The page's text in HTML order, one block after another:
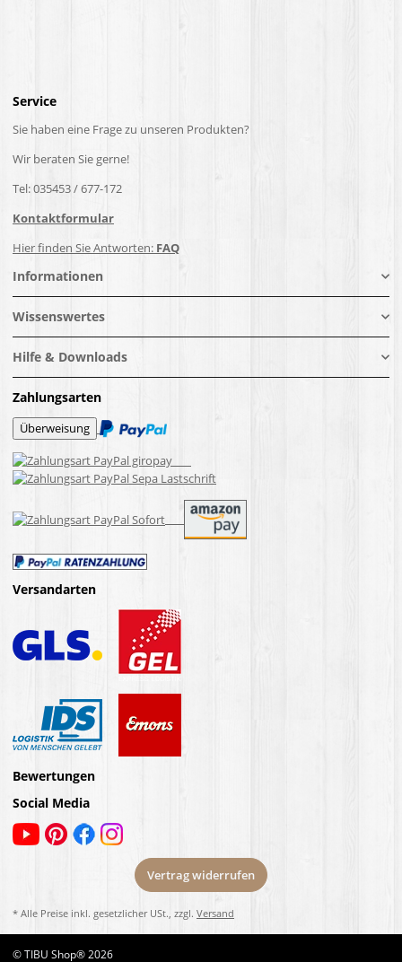
Service
Sie haben eine Frage zu unseren Produkten?
Wir beraten Sie gerne!
Tel: 035453 / 677-172
Kontaktformular
Hier finden Sie Antworten: FAQ
Informationen
Wissenswertes
Hilfe & Downloads
Zahlungsarten
Versandarten
Bewertungen
Social Media
Vertrag widerrufen
* Alle Preise inkl. gesetzlicher USt., zzgl. Versand
© TIBU Shop® 2026